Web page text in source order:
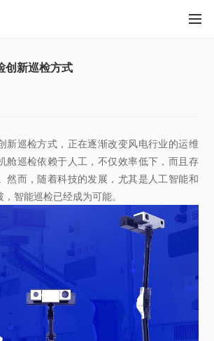
创新巡检方式
新巡检方式，正在逐渐改变风电行业的运维
舱巡检依赖于人工，不仅效率低下，而且存
然而，随着科技的发展，尤其是人工智能和
智能巡检已经成为可能。